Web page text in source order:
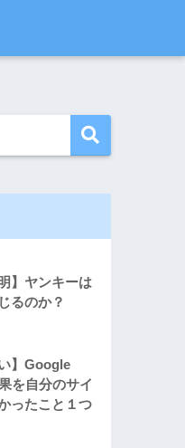
】ヤンキーは
るのか？
】Google
を自分のサイ
ったこと１つ